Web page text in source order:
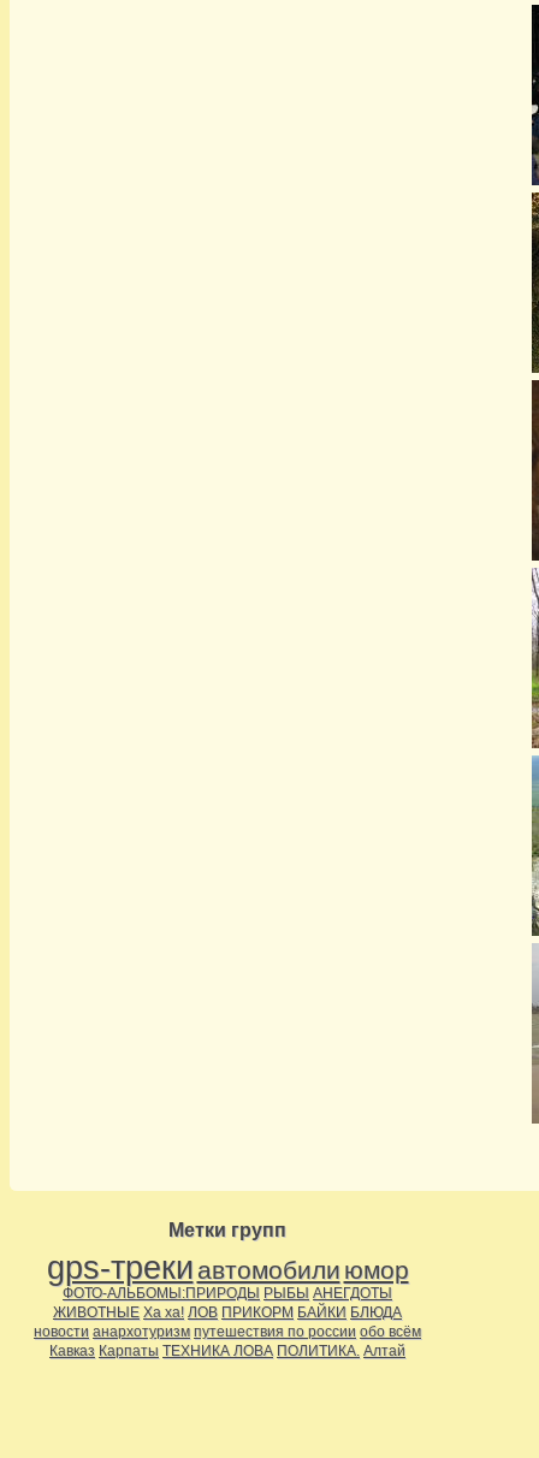
Метки групп
gps-треки автомобили юмор
ФОТО-АЛЬБОМЫ:ПРИРОДЫ РЫБЫ АНЕГДОТЫ
ЖИВОТНЫЕ Ха ха! ЛОВ ПРИКОРМ БАЙКИ БЛЮДА
новости анархотуризм путешествия по россии обо всём
Кавказ Карпаты ТЕХНИКА ЛОВА ПОЛИТИКА. Алтай